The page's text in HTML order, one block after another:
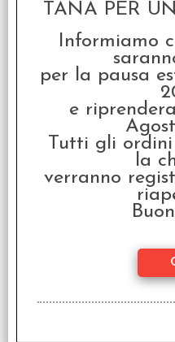
OFFERTA
- Il
Mazzo
€ 11,00
€
TANA PER
Informiamo
per la pausa
e
Tutti gli
la
verranno